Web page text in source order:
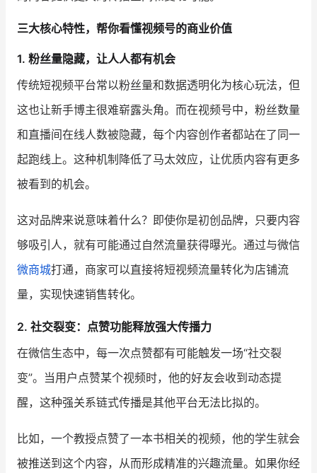
认证服务商 设计服务商
有赞云 数据通服务
三大核心特性，帮你看懂视频号的商业价值
1. 粉丝量隐藏，让人人都有机会
传统短视频平台常以粉丝量和数据透明化为核心玩法，但
这也让新手博主很难崭露头角。而在视频号中，粉丝数量
和直播间在线人数被隐藏，每个内容创作者都站在了同一
起跑线上。这种机制降低了马太效应，让优质内容有更多
被看到的机会。
这对品牌来说意味着什么？即使你是初创品牌，只要内容
够吸引人，就有可能通过自然流量获得曝光。通过与微信
微商城打通，商家可以直接将短视频流量转化为店铺流
量，实现快速销售转化。
2. 社交裂变：点赞功能释放强大传播力
在微信生态中，每一次点赞都有可能触发一场“社交裂
变”。当用户点赞某个视频时，他的好友会收到动态提
醒，这种强关系链式传播是其他平台无法比拟的。
比如，一个教授点赞了一本书相关的视频，他的学生就会
被推送到这个内容，从而形成精准的兴趣流量。如果你经